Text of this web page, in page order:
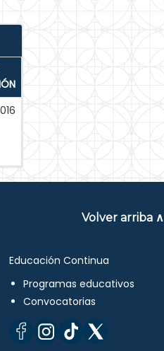
Volver arriba ∧
Educación Continua
Programas educativos
Convocatorias